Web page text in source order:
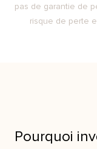
pas de garantie de
risque de perte
Pourquoi